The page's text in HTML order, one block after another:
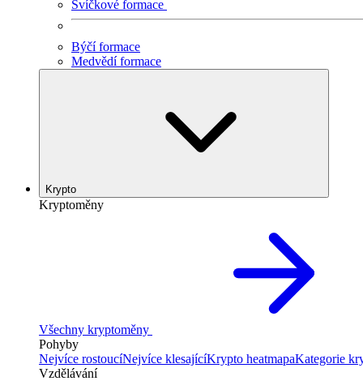
Svíčkové formace
Býčí formace
Medvědí formace
Krypto
Kryptoměny
Všechny kryptoměny
Pohyby
Nejvíce rostoucíNejvíce klesajícíKrypto heatmapaKategorie
Vzdělávání